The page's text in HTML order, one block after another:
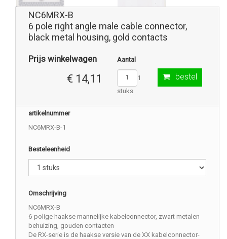
NC6MRX-B
6 pole right angle male cable connector,
black metal housing, gold contacts
Prijs winkelwagen
€ 14,11
Aantal
1
stuks
bestel
artikelnummer
NC6MRX-B-1
Besteleenheid
Omschrijving
NC6MRX-B
6-polige haakse mannelijke kabelconnector, zwart metalen
behuizing, gouden contacten
De RX-serie is de haakse versie van de XX kabelconnector-